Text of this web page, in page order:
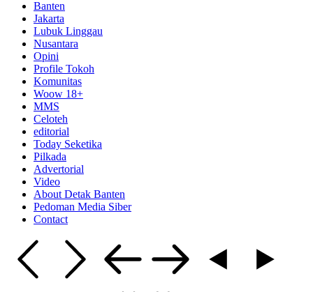
Banten
Jakarta
Lubuk Linggau
Nusantara
Opini
Profile Tokoh
Komunitas
Woow 18+
MMS
Celoteh
editorial
Today Seketika
Pilkada
Advertorial
Video
About Detak Banten
Pedoman Media Siber
Contact